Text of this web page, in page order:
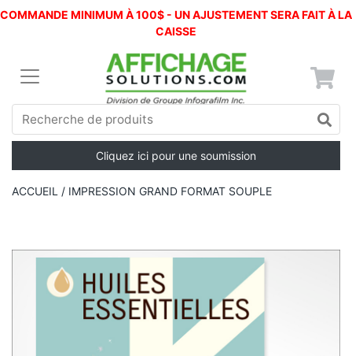
COMMANDE MINIMUM À 100$ - UN AJUSTEMENT SERA FAIT À LA
CAISSE
Cliquez ici pour une soumission
ACCUEIL / IMPRESSION GRAND FORMAT SOUPLE